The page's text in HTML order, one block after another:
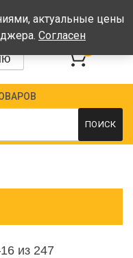
Сб-Вс - выходные
ПОИСК
из 247
актуальные цены
Согласен